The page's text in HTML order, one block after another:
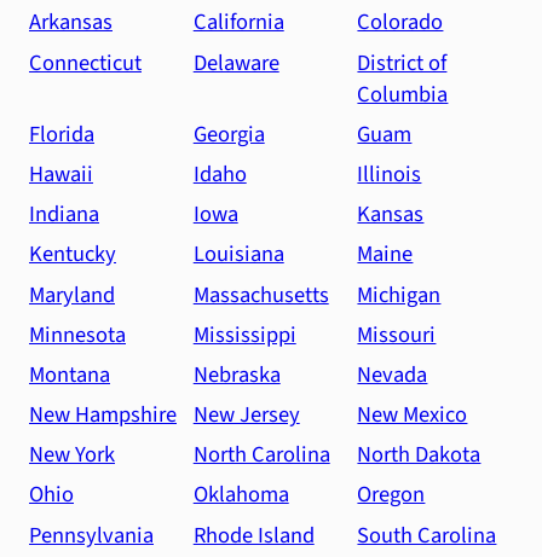
Arkansas
California
Colorado
Connecticut
Delaware
District of
Columbia
Florida
Georgia
Guam
Hawaii
Idaho
Illinois
Indiana
Iowa
Kansas
Kentucky
Louisiana
Maine
Maryland
Massachusetts
Michigan
Minnesota
Mississippi
Missouri
Montana
Nebraska
Nevada
New Hampshire New Jersey
New Mexico
New York
North Carolina
North Dakota
Ohio
Oklahoma
Oregon
Pennsylvania
Rhode Island
South Carolina